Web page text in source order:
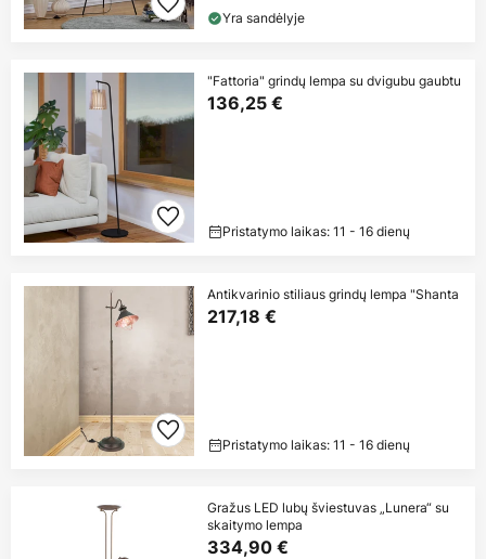
Yra sandėlyje
"Fattoria" grindų lempa su dvigubu gaubtu
136,25 €
Pristatymo laikas: 11 - 16 dienų
Antikvarinio stiliaus grindų lempa "Shanta
217,18 €
Pristatymo laikas: 11 - 16 dienų
Gražus LED lubų šviestuvas „Lunera“ su
skaitymo lempa
334,90 €